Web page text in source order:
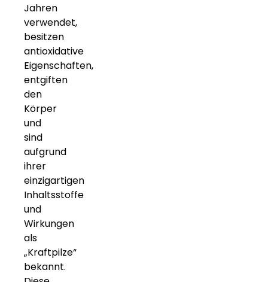
Jahren
verwendet,
besitzen
antioxidative
Eigenschaften,
entgiften
den
Körper
und
sind
aufgrund
ihrer
einzigartigen
Inhaltsstoffe
und
Wirkungen
als
„Kraftpilze“
bekannt.